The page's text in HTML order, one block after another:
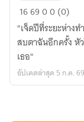
📖
The
Heart’s
Distance
ระยะ
ห่าง
166900 (0)
"เจ็ดปีที่ระยะห่าง
สบตาฉันอีกครั้ง หั
เธอ"
อัปเดตล่าสุด 5 ก.ค.